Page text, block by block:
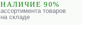
НАЛИЧИЕ 90%
ассортимента товаров
на складе